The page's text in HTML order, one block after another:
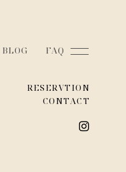
RESERVTION
CONTACT
BLOG FAQ